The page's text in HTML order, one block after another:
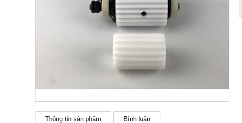
Thông tin sản phẩm Bình luận